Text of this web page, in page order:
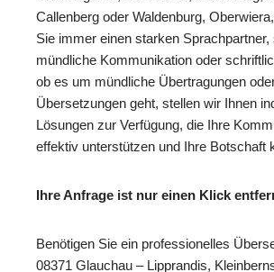
Callenberg oder Waldenburg,
Sie immer einen starken Sprachpartner,
mündliche Kommunikation oder
ob es um mündliche Übertragungen
Übersetzungen geht, stellen wir Ihnen
Lösungen zur Verfügung, die Ihre
effektiv unterstützen und Ihre Botschaft
Ihre Anfrage ist nur einen Klick
Benötigen Sie ein professionelles
08371 Glauchau – Lipprandis,